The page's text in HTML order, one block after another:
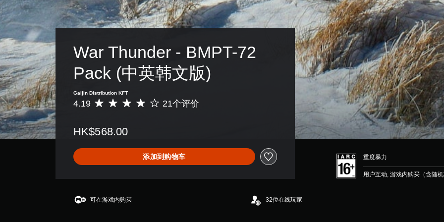
War Thunder - BMPT-72
Pack (中英韩文版)
Gaijin Distribution KFT
平
价
.
1
颗
（
4.19 21个评价
HK$568.00
添加到购物车 重度暴力
用户互动, 游戏内购买（含随
可在游戏内购买 32位在线玩家